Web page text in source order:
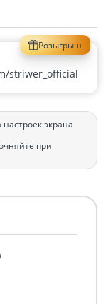
Розыгрыш
striwer_official
экрана
при